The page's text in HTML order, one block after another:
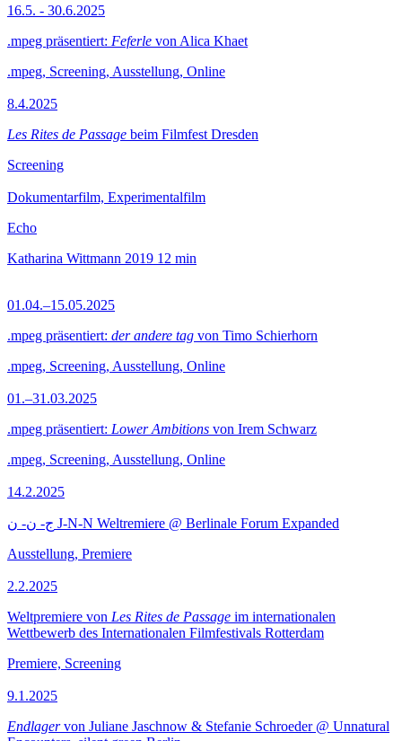
16.5. - 30.6.2025
.mpeg präsentiert: Feferle von Alica Khaet
.mpeg, Screening, Ausstellung, Online
8.4.2025
Les Rites de Passage beim Filmfest Dresden
Screening
Dokumentarfilm, Experimentalfilm
Echo
Katharina Wittmann 2019 12 min
01.04.–15.05.2025
.mpeg präsentiert: der andere tag von Timo Schierhorn
.mpeg, Screening, Ausstellung, Online
01.–31.03.2025
.mpeg präsentiert: Lower Ambitions von Irem Schwarz
.mpeg, Screening, Ausstellung, Online
14.2.2025
ج- ن- ن J-N-N Weltremiere @ Berlinale Forum Expanded
Ausstellung, Premiere
2.2.2025
Weltpremiere von Les Rites de Passage im internationalen
Wettbewerb des Internationalen Filmfestivals Rotterdam
Premiere, Screening
9.1.2025
Endlagervon Juliane Jaschnow & Stefanie Schroeder @ Unnatural